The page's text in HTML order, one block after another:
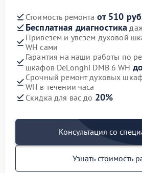
Стоимость ремонта от 510
Бесплатная диагностика
Привезем и увезем духовой
WH сами
Гарантия на наши работы по
шкафов DeLonghi DMB 6 WH
Срочный ремонт духовых
WH в течении часа
Скидка для вас до 20%
Консультация со
Узнать стоимость